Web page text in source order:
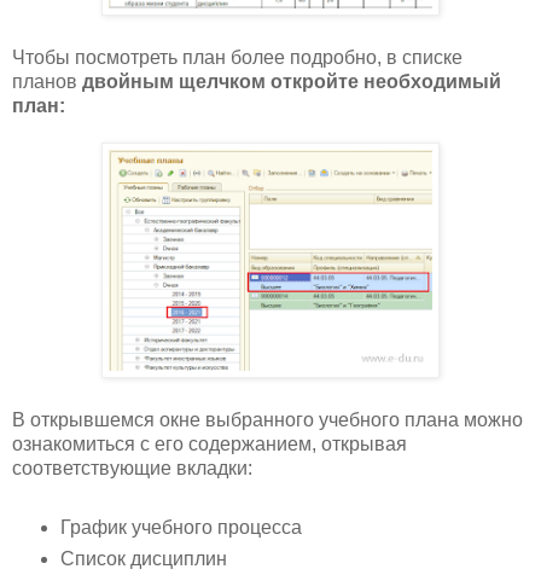
Чтобы посмотреть план более подробно, в списке
планов двойным щелчком откройте необходимый
план:
В открывшемся окне выбранного учебного плана можно
ознакомиться с его содержанием, открывая
соответствующие вкладки:
График учебного процесса
Список дисциплин